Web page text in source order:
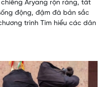
Aryang rộn ràng, tất
động, đậm đà bản sắc
trình Tìm hiểu các dân